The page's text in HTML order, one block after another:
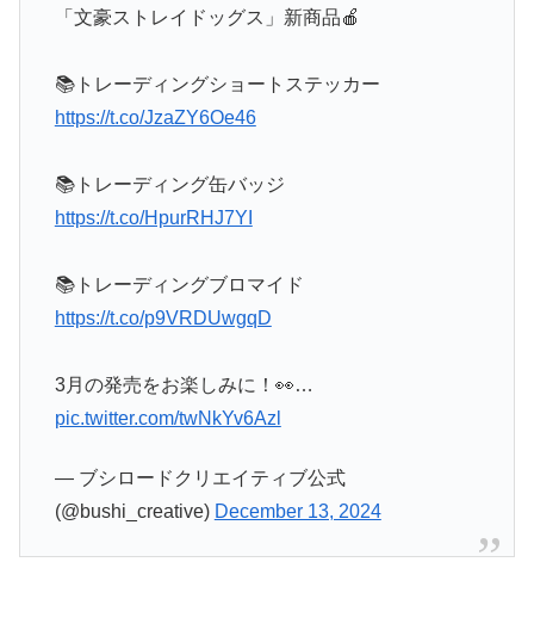
「文豪ストレイドッグス」新商品🍎
📚トレーディングショートステッカー
https://t.co/JzaZY6Oe46
📚トレーディング缶バッジ
https://t.co/HpurRHJ7YI
📚トレーディングブロマイド
https://t.co/p9VRDUwgqD
3月の発売をお楽しみに！👀…
pic.twitter.com/twNkYv6Azl
— ブシロードクリエイティブ公式
(@bushi_creative) December 13, 2024